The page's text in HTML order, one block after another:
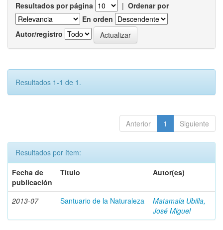
Resultados por página | Ordenar por
En orden
Autor/registro
Resultados 1-1 de 1.
Anterior 1 Siguiente
Resultados por ítem:
Fecha de
publicación
Título Autor(es)
2013-07 Santuario de la Naturaleza
Matamala Ubilla,
José Miguel